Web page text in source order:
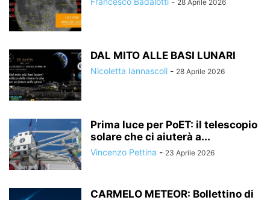
28 Aprile 2026
DAL MITO ALLE BASI LUNARI
Nicoletta Iannascoli - 28 Aprile 2026
Prima luce per PoET: il telescopio
solare che ci aiuterà a...
Vincenzo Pettina - 23 Aprile 2026
CARMELO METEOR: Bollettino di